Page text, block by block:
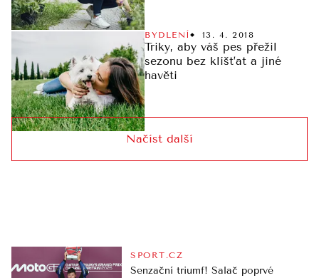
BYDLENÍ 13. 4. 2018
Triky, aby váš pes přežil
sezonu bez klíšťat a jiné
havěti
Načíst další
SPORT.CZ
Senzační triumf! Salač poprvé